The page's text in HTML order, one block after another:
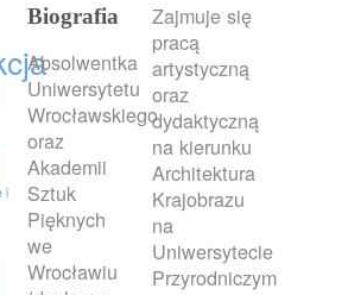
i
Biografia
Absolwentka
Uniwersytetu
Wrocławskiego
oraz
Akademii
Sztuk
Pięknych
we
Wrocławiu
Zajmuje się
pracą
artystyczną
oraz
dydaktyczną
na kierunku
Architektura
Krajobrazu
na
Uniwersytecie
Przyrodniczym